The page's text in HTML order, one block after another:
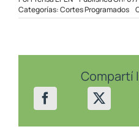
Categorías:Cortes Programados
Compartí